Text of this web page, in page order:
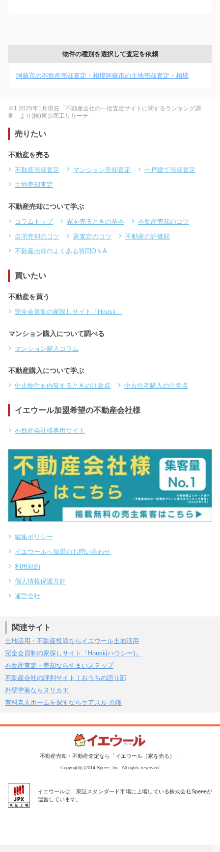
物件の種別を選択して査定を依頼
阿蘇市の不動産売却査定・相場阿蘇市の土地売却査定・相場
※1 2025年1月現在「不動産会社の一括査定サイトに関するランキング調
査」より(株)東京商工リサーチ
売りたい
不動産を売る
不動産売却査定 マンション売却査定
一戸建て売却査定
土地売却査定
不動産売却について学ぶ
コラムトップ 家を売るときの基本
不動産売却のコツ
自宅売却のコツ
家査定のコツ
不動産の評価額
不動産売却のよくある質問Q＆A
買いたい
不動産を買う
完全会員制の家探しサイト「Housii」
マンション購入について調べる
マンション購入コラム
不動産購入について学ぶ
中古物件を内覧するときの注意点 中古住宅購入の注意点
イエウール加盟希望の不動産会社様
不動産会社様専用サイト
編集ポリシー
イエウールへ加盟のお問い合わせ
利用規約
個人情報保護方針
運営会社
関連サイト
土地活用・不動産投資ならイエウール土地活用
完全会員制の家探しサイト「Housii(ハウシー)」
不動産査定・売却ならすまいステップ
不動産会社の評判サイト｜おうちの語り部
外壁塗装ならヌリカエ
有料老人ホームを探すならケアスル 介護
不動産売却・不動産査定なら「イエウール（家を売る）」
Copyright(c)2014 Speee, Inc. All rights reserved.
イエウールは、東証スタンダード市場に上場している株式会社Speeeが
運営しています。